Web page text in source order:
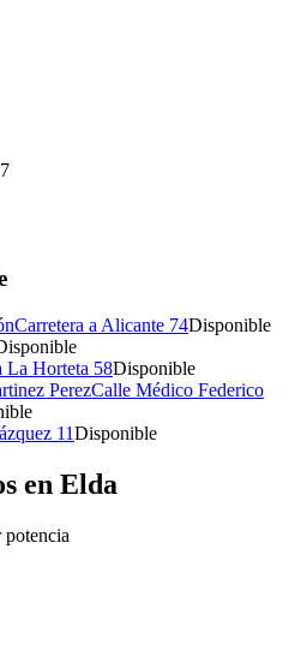
Carretera a Alicante 74Disponible
La Horteta 58Disponible
PerezCalle Médico Federico
11Disponible
en Elda
potencia